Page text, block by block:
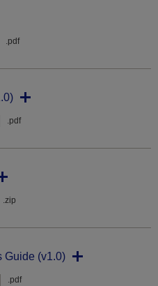
.pdf
.pdf
.zip
Guide (v1.0)
.pdf